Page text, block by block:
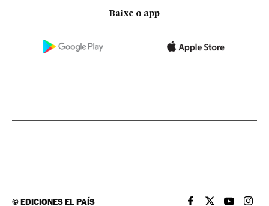
Baixe o app
©EDICIONES EL PAÍS